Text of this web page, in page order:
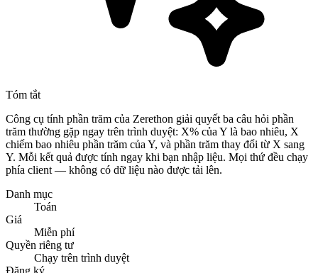
Tóm tắt
Công cụ tính phần trăm của Zerethon giải quyết ba câu hỏi phần
trăm thường gặp ngay trên trình duyệt: X% của Y là bao nhiêu, X
chiếm bao nhiêu phần trăm của Y, và phần trăm thay đổi từ X sang
Y. Mỗi kết quả được tính ngay khi bạn nhập liệu. Mọi thứ đều chạy
phía client — không có dữ liệu nào được tải lên.
Danh mục
Toán
Giá
Miễn phí
Quyền riêng tư
Chạy trên trình duyệt
Đăng ký